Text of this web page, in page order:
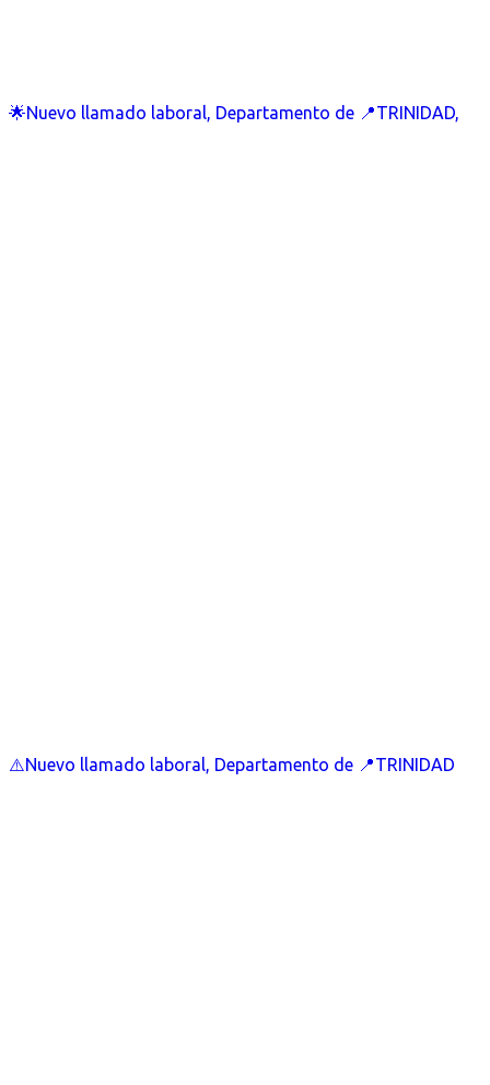
🌟Nuevo llamado laboral, Departamento de 📍TRINIDAD,
⚠️Nuevo llamado laboral, Departamento de 📍TRINIDAD